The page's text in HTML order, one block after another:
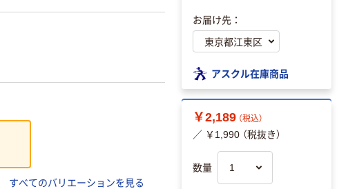
すべてのバリエーションを見る
お届け先：
アスクル在庫商品
￥2,189 （税込）
／ ￥1,990 （税抜き）
数量